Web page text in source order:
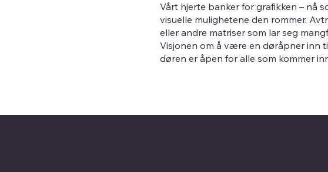
Vårt hjerte banker for grafikken – nå
visuelle mulighetene den rommer.
eller andre matriser som lar seg
Visjonen om å være en døråpner inn
døren er åpen for alle som kommer